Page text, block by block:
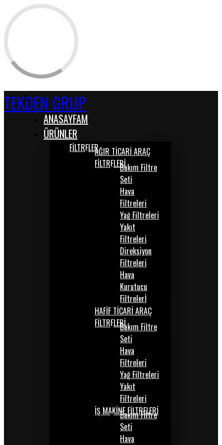
TEKDEN GRUP
ANASAYFAM
ÜRÜNLER
FİLTRELERAĞIR TİCARİ ARAÇ
FİLTRELERİBakım Filtre
Seti
Hava
Filtreleri
Yağ Filtreleri
Yakıt
Filtreleri
Direksiyon
Filtreleri
Hava
Kurutucu
Filtrelerİ
HAFİF TİCARİ ARAÇ
FİLTRELERİBakım Filtre
Seti
Hava
Filtreleri
Yağ Filtreleri
Yakıt
Filtreleri
İŞ MAKİNE FİLTRELERİ
Bakım Filtre
Seti
Hava